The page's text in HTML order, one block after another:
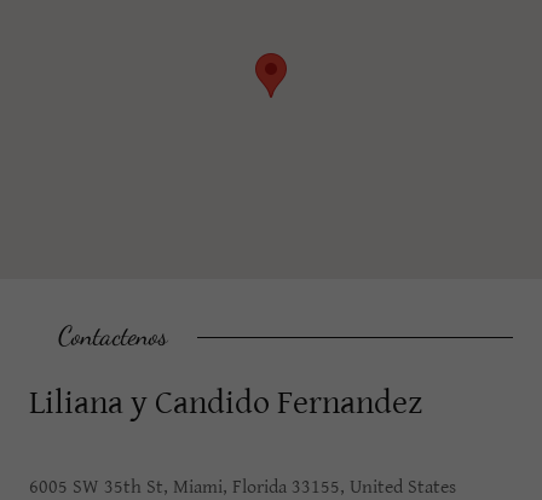
Contactenos
Liliana y Candido Fernandez
6005 SW 35th St, Miami, Florida 33155, United States